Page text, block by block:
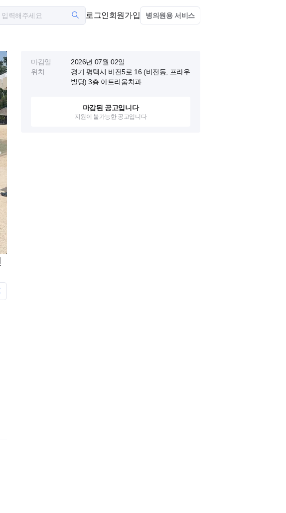
로그인회원가입 병의원용 서비스
마감일
2026년 07월 02일
위치
경기 평택시 비전5로 16 (비전동, 프라우
빌딩) 3층 아트리움치과
마감된 공고입니다
지원이 불가능한 공고입니다